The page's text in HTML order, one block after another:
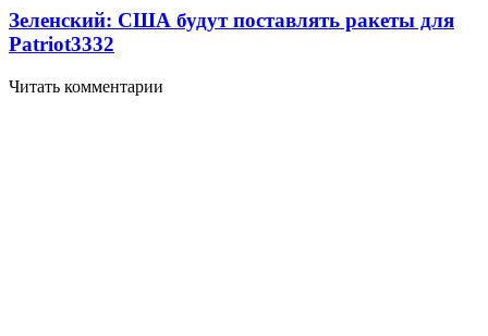
Зеленский: США будут поставлять ракеты для
Patriot3332
Читать комментарии